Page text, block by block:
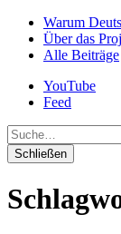
Warum
Über das
Alle Beiträge
YouTube
Feed
Suche
Schließen